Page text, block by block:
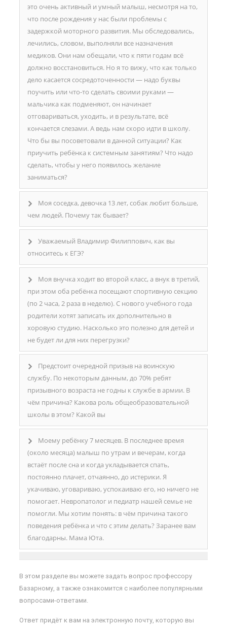
это очень активный и умный малыш, несмотря на то,
что после рождения у нас были проблемы с
задержкой моторного развития. Мы обследовались,
лечились, словом, выполняли все назначения
медиков. Они нам обещали, что к пяти годам всё
должно восстановиться. Но я то вижу, что как только
дело касается сосредоточенности — надо буквы
поучить или что-то сделать своими руками —
мальчика как подменяют, он начинает
отговариваться, уходить, и в результате, всё
кончается слезами. А ведь нам скоро идти в школу.
Что бы вы посоветовали в данной ситуации? Как
приучить ребёнка к системным занятиям? Что надо
сделать, чтобы у него появилось желание
заниматься?
Моя соседка, девочка 13 лет, собак любит больше,
чем людей. Почему так бывает?
Уважаемый Владимир Филиппович, как вы
относитесь к ЕГЭ?
Моя внучка ходит во второй класс, а внук в третий,
при этом оба ребёнка посещают спортивную секцию
(по 2 часа, 2 раза в неделю). С нового учебного года
родители хотят записать их дополнительно в
хоровую студию. Насколько это полезно для детей и
не будет ли для них перегрузки?
Предстоит очередной призыв на воинскую
службу. По некоторым данным, до 70% ребят
призывного возраста не годны к службе в армии. В
чём причина? Какова роль общеобразовательной
школы в этом? Какой вы
Моему ребёнку 7 месяцев. В последнее время
(около месяца) малыш по утрам и вечерам, когда
встаёт после сна и когда укладывается спать,
постоянно плачет, отчаянно, до истерики. Я
укачиваю, уговариваю, успокаиваю его, но ничего не
помогает. Невропатолог и педиатр нашей семье не
помогли. Мы хотим понять: в чём причина такого
поведения ребёнка и что с этим делать? Заранее вам
благодарны. Мама Юта.
В этом разделе вы можете задать вопрос профессору
Базарному, а также ознакомится с наиболее популярными
вопросами-ответами.
Ответ придёт к вам на электронную почту, которую вы